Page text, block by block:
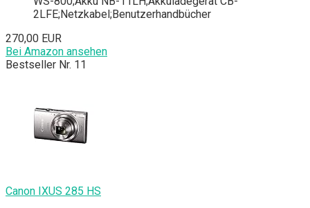
2LFE;Netzkabel;Benutzerhandbücher
270,00 EUR
Bei Amazon ansehen
Bestseller Nr. 11
Canon IXUS 285 HS